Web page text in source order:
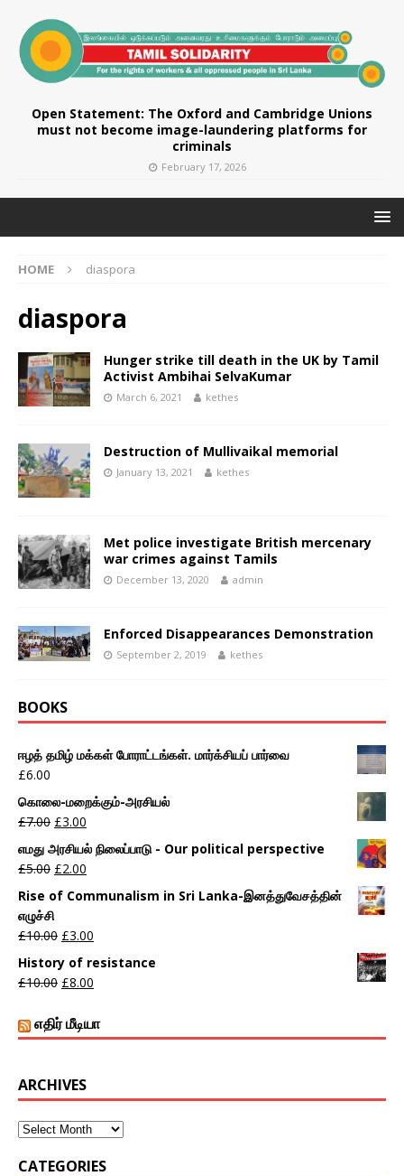
Open Statement: The Oxford and Cambridge Unions
must not become image-laundering platforms for
criminals
February 17, 2026
HOME diaspora
diaspora
Hunger strike till death in the UK by Tamil
Activist Ambihai SelvaKumar
March 6, 2021 kethes
Destruction of Mullivaikal memorial
January 13, 2021 kethes
Met police investigate British mercenary
war crimes against Tamils
December 13, 2020 admin
Enforced Disappearances Demonstration
September 2, 2019 kethes
BOOKS
ஈழத் தமிழ் மக்கள் போராட்டங்கள். மார்க்சியப் பார்வை
£6.00
கொலை-மறைக்கும்-அரசியல்
£7.00 £3.00
எமது அரசியல் நிலைப்பாடு - Our political perspective
£5.00 £2.00
Rise of Communalism in Sri Lanka-இனத்துவேசத்தின்
எழுச்சி
£10.00 £3.00
History of resistance
£10.00 £8.00
எதிர் மீடியா
ARCHIVES
CATEGORIES